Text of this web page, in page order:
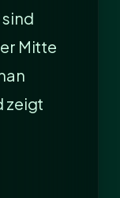
Mitte
zeigt